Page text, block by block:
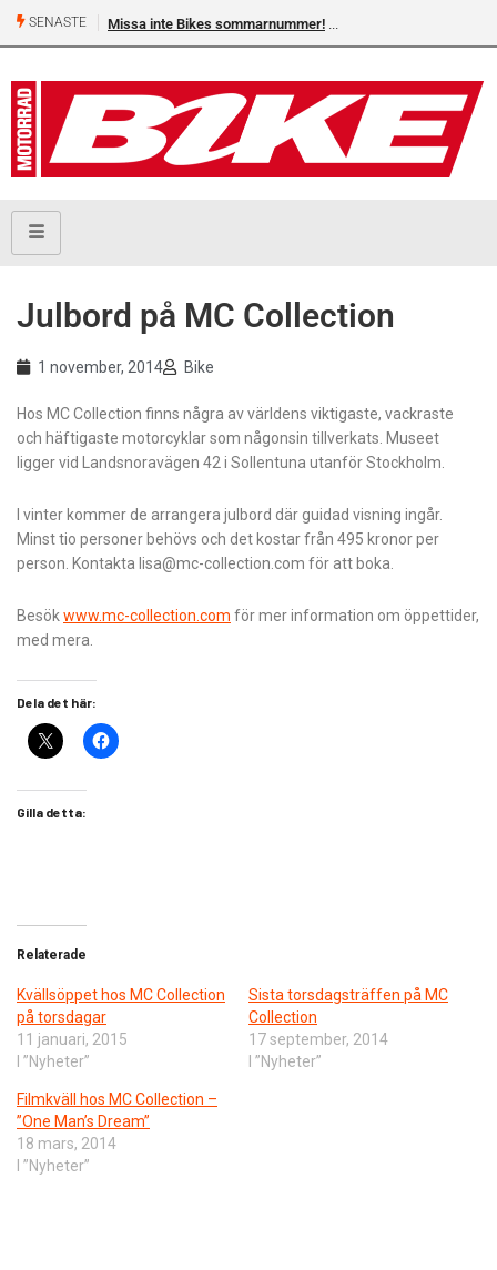
SENASTE Missa inte Bikes sommarnummer!
Julbord på MC Collection
1 november, 2014 Bike
Hos MC Collection finns några av världens viktigaste, vackraste
och häftigaste motorcyklar som någonsin tillverkats. Museet
ligger vid Landsnoravägen 42 i Sollentuna utanför Stockholm.
I vinter kommer de arrangera julbord där guidad visning ingår.
Minst tio personer behövs och det kostar från 495 kronor per
person. Kontakta lisa@mc-collection.com för att boka.
Besökwww.mc-collection.com för mer information om öppettider,
med mera.
Dela det här:
Gilla detta:
Relaterade
Kvällsöppet hos MC Collection
på torsdagar
11 januari, 2015
I ”Nyheter”
Sista torsdagsträffen på MC
Collection
17 september, 2014
I ”Nyheter”
Filmkväll hos MC Collection –
”One Man’s Dream”
18 mars, 2014
I ”Nyheter”